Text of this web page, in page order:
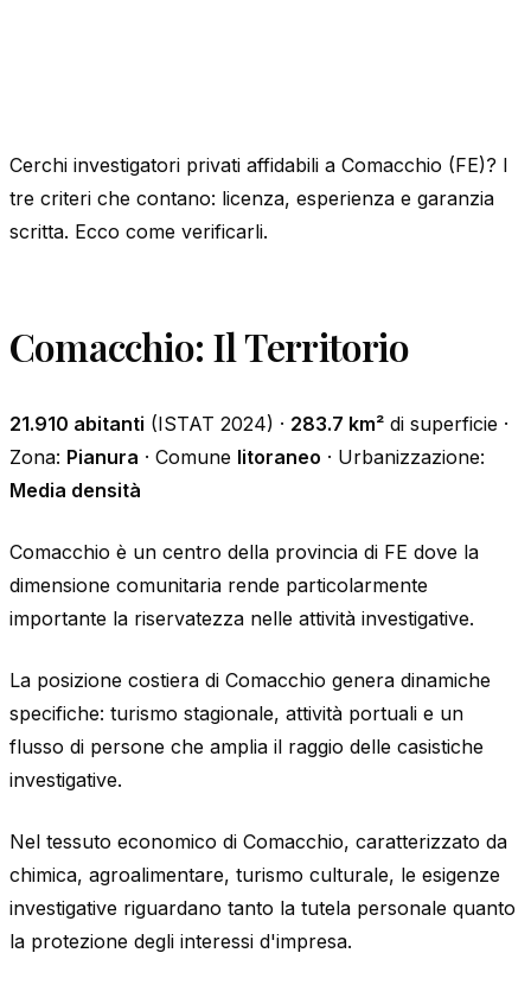
Cerchi investigatori privati affidabili a Comacchio (FE)? I
tre criteri che contano: licenza, esperienza e garanzia
scritta. Ecco come verificarli.
Comacchio: Il Territorio
21.910 abitanti (ISTAT 2024) · 283.7 km² di superficie ·
Zona: Pianura · Comune litoraneo · Urbanizzazione:
Media densità
Comacchio è un centro della provincia di FE dove la
dimensione comunitaria rende particolarmente
importante la riservatezza nelle attività investigative.
La posizione costiera di Comacchio genera dinamiche
specifiche: turismo stagionale, attività portuali e un
flusso di persone che amplia il raggio delle casistiche
investigative.
Nel tessuto economico di Comacchio, caratterizzato da
chimica, agroalimentare, turismo culturale, le esigenze
investigative riguardano tanto la tutela personale quanto
la protezione degli interessi d'impresa.